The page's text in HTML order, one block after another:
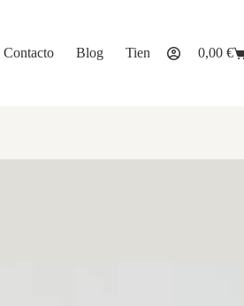
Contacto Blog Tienda
Carro
0,00 €